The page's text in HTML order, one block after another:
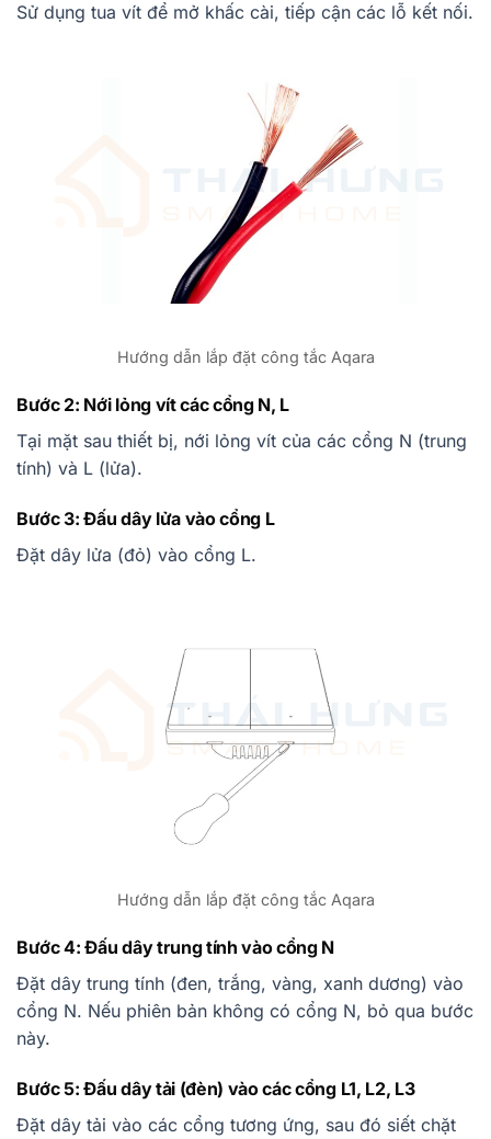
Sử dụng tua vít để mở khấc cài, tiếp cận các lỗ kết nối.
Hướng dẫn lắp đặt công tắc Aqara
Bước 2: Nới lỏng vít các cổng N, L
Tại mặt sau thiết bị, nới lỏng vít của các cổng N (trung
tính) và L (lửa).
Bước 3: Đấu dây lửa vào cổng L
Đặt dây lửa (đỏ) vào cổng L.
Hướng dẫn lắp đặt công tắc Aqara
Bước 4: Đấu dây trung tính vào cổng N
Đặt dây trung tính (đen, trắng, vàng, xanh dương) vào
cổng N. Nếu phiên bản không có cổng N, bỏ qua bước
này.
Bước 5: Đấu dây tải (đèn) vào các cổng L1, L2, L3
Đặt dây tải vào các cổng tương ứng, sau đó siết chặt